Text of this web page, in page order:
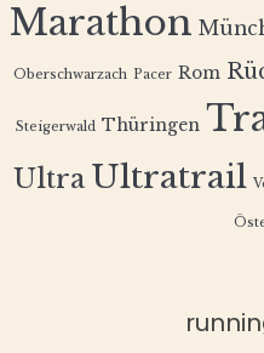
Marathon
Oberschwarzach Pacer Rom
Steigerwald Thüringen
Ultra Ultratrail